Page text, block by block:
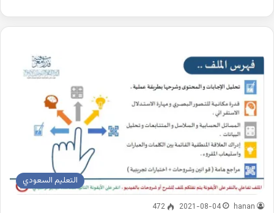
التعليم السعودي
hanan
2021-08-04
472